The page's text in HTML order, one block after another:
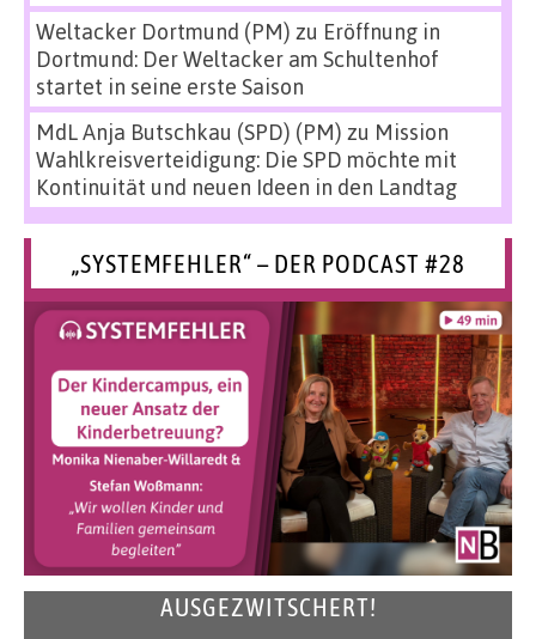
Weltacker Dortmund (PM) zu Eröffnung in
Dortmund: Der Weltacker am Schultenhof
startet in seine erste Saison
MdL Anja Butschkau (SPD) (PM) zu Mission
Wahlkreisverteidigung: Die SPD möchte mit
Kontinuität und neuen Ideen in den Landtag
„SYSTEMFEHLER“ – DER PODCAST #28
AUSGEZWITSCHERT!